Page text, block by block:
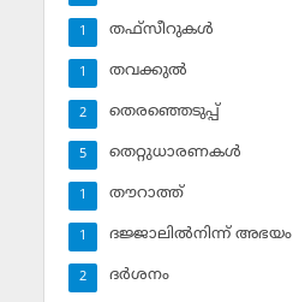
തഫ്‌സീറുകള്‍
1
തവക്കുല്‍
1
തെരഞ്ഞെടുപ്പ്
2
തെറ്റുധാരണകള്‍
5
തൗറാത്ത്
1
ദജ്ജാലില്‍നിന്ന് അഭയം
1
ദര്‍ശനം
2